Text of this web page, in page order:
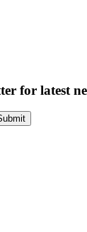
for latest